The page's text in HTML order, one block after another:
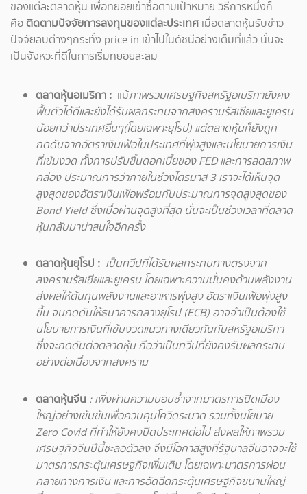
ของแต่ละตลาดหุ้น เพื่อทยอยเข้าซื้อตามเป้าหมาย วิธีการหนึ่งก็
คือติดตามปัจจัยการลงทุนของแต่ละประเทศ เมื่อตลาดหุ้นรับข่าว
ปัจจัยลบต่างๆกระทั่ง price in เข้าไปในดัชนีอย่างเต็มที่แล้ว นั่นจะ
เป็นจังหวะที่ดีในการเริ่มทยอยสะสม
ตลาดหุ้นอเมริกา : แม้ภาพรวมเศรษฐกิจสหรัฐอเมริกายังคง
ฟื้นตัวได้ดีและยังได้รับผลกระทบจากสงครามรัสเซียและยูเครน
น้อยกว่าประเทศอื่นๆ(โดยเฉพาะยุโรป) แต่ตลาดหุ้นก็ยังถูก
กดดันจากอัตราเงินเฟ้อในประเทศที่พุ่งสูงและนโยบายการเงิน
ที่เข้มงวด ทั้งการปรับขึ้นดอกเบี้ยของ FED และการลดสภาพ
คล่อง ประมาณการว่าภายในช่วงไตรมาส 3 เราจะได้เห็นจุด
สูงสุดของอัตราเงินเฟ้อพร้อมกับประมาณการจุดสูงสุดของ
Bond Yield ซึ่งเมื่อผ่านจุดสูงที่สุด นั่นจะเป็นช่วงเวลาที่ตลาด
หุ้นกลับมาน่าสนใจอีกครั้ง
ตลาดหุ้นยุโรป : เป็นทวีปที่ได้รับผลกระทบทางตรงจาก
สงครามรัสเซียและยูเครน โดยเฉพาะความมั่นคงด้านพลังงาน
ส่งผลให้ต้นทุนพลังงานและอาหารพุ่งสูง อัตราเงินเฟ้อพุ่งสูง
ขึ้น จนกดดันให้ธนาคารกลางยุโรป (ECB) อาจจำเป็นต้องใช้
นโยบายการเงินที่เข้มงวดแนวทางเดียวกันกับสหรัฐอเมริกา
ซึ่งจะกดดันต่อตลาดหุ้น ถือว่าเป็นทวีปที่ยังคงรับผลกระทบ
อย่างต่อเนื่องจากสงคราม
ตลาดหุ้นจีน : เพิ่งผ่านความบอบช้ำจากมาตรการปิดเมือง
ใหญ่อย่างเข้มข้นเพื่อควบคุมโควิดระบาด รวมทั้งนโยบาย
Zero Covid ที่ทำให้ยังคงปิดประเทศต่อไป ส่งผลให้ภาพรวม
เศรษฐกิจจีนปีนี้ชะลอตัวลง จึงมีโอกาสสูงที่รัฐบาลจีนอาจจะใช้
มาตรการกระตุ้นเศรษฐกิจเพิ่มเติม โดยเฉพาะมาตรการผ่อน
คลายทางการเงิน และการอัดฉีดกระตุ้นเศรษฐกิจขนานใหญ่